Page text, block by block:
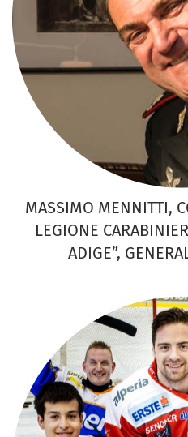
MASSIMO MENNITTI,
LEGIONE
ADIGE”,